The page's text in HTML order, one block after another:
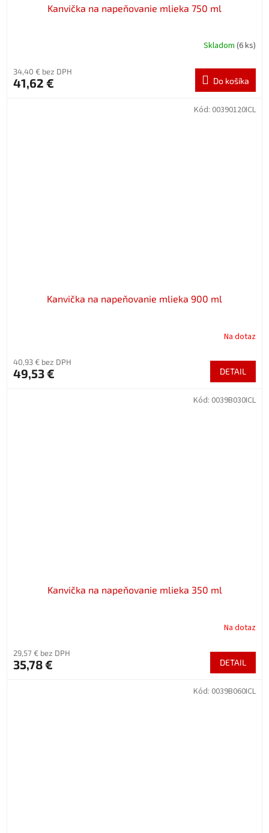
Kanvička na napeňovanie mlieka 750 ml
Skladom (6 ks)
34,40 € bez DPH
41,62 € Do košíka
Kanvička na napeňovanie mlieka 900 ml
Na dotaz
40,93 € bez DPH
49,53 € DETAIL
Kód: 00390120ICL
Kanvička na napeňovanie mlieka 350 ml
Na dotaz
29,57 € bez DPH
35,78 € DETAIL
Kód: 0039B030ICL
Kód: 0039B060ICL